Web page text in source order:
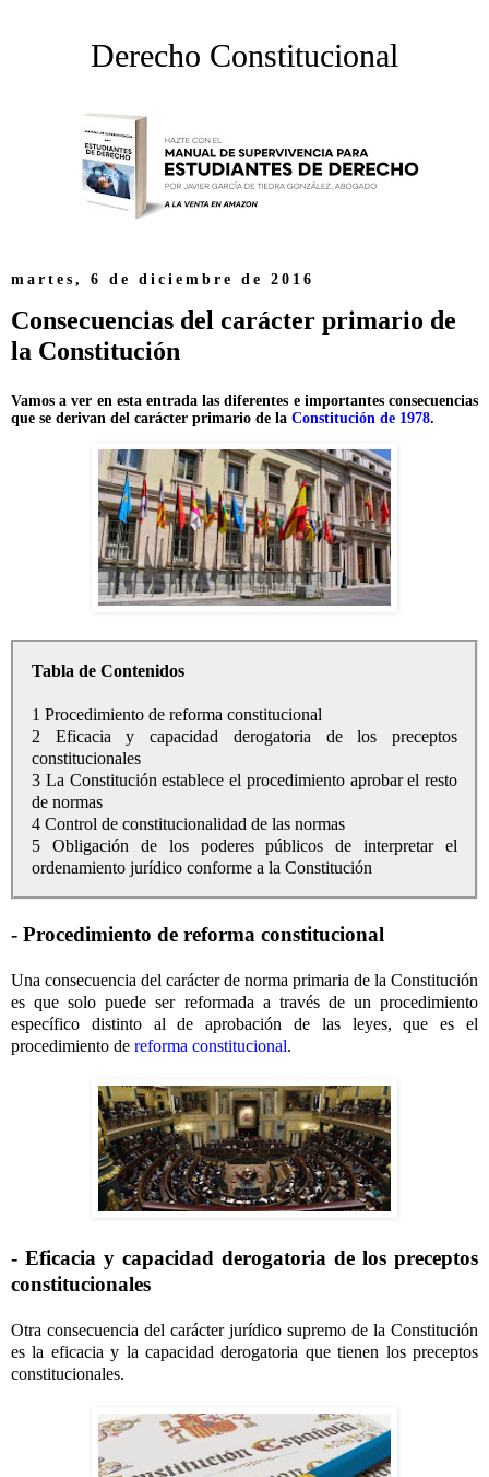
Derecho Constitucional
martes, 6 de diciembre de 2016
Consecuencias del carácter primario de
la Constitución
Vamos a ver en esta entrada las diferentes e importantes consecuencias
que se derivan del carácter primario de la Constitución de 1978.
Tabla de Contenidos
1 Procedimiento de reforma constitucional
2 Eficacia y capacidad derogatoria de los preceptos
constitucionales
3 La Constitución establece el procedimiento aprobar el resto
de normas
4 Control de constitucionalidad de las normas
5 Obligación de los poderes públicos de interpretar el
ordenamiento jurídico conforme a la Constitución
- Procedimiento de reforma constitucional
Una consecuencia del carácter de norma primaria de la Constitución
es que solo puede ser reformada a través de un procedimiento
específico distinto al de aprobación de las leyes, que es el
procedimiento de reforma constitucional.
- Eficacia y capacidad derogatoria de los preceptos
constitucionales
Otra consecuencia del carácter jurídico supremo de la Constitución
es la eficacia y la capacidad derogatoria que tienen los preceptos
constitucionales.